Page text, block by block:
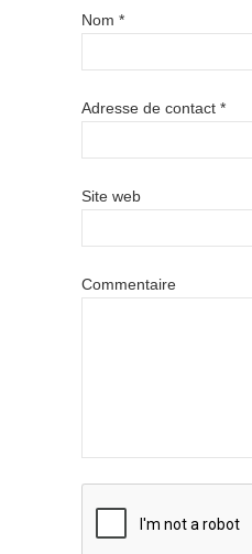
Nom *
Adresse de contact *
Site web
Commentaire